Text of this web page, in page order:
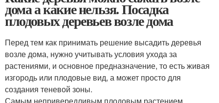
дома а какие нельзя. Посадка
плодовых деревьев возле дома
Перед тем как принимать решение высадить деревья
возле дома, нужно учитывать условия ухода за
растениями, и основное предназначение, то есть живая
изгородь или плодовые вид, а может просто для
создания теневой зоны.
Самым непривередливым плодовым растением